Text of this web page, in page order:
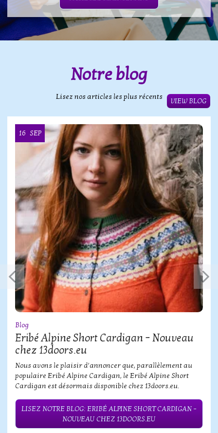
Notre blog
Lisez nos articles les plus récents
VIEW BLOG
16 SEP
Blog
Eribé Alpine Short Cardigan – Nouveau
chez 13doors.eu
Nous avons le plaisir d’annoncer que, parallèlement au
populaire Eribé Alpine Cardigan, le Eribé Alpine Short
Cardigan est désormais disponible chez 13doors.eu.
LISEZ NOTRE BLOG: ERIBÉ ALPINE SHORT CARDIGAN –
NOUVEAU CHEZ 13DOORS.EU